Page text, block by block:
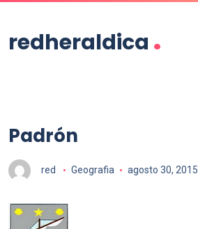
redheraldica .
Padrón
red Geografia agosto 30, 2015